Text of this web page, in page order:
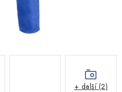
Náhradní plnění
+ další (2)